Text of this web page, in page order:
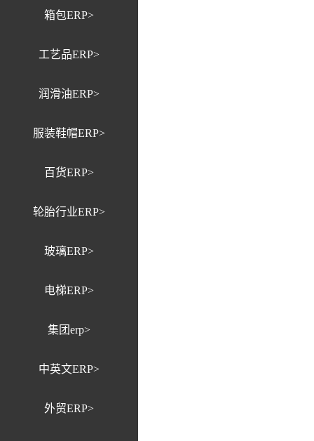
箱包ERP>
工艺品ERP>
润滑油ERP>
服装鞋帽ERP>
百货ERP>
轮胎行业ERP>
玻璃ERP>
电梯ERP>
集团erp>
中英文ERP>
外贸ERP>